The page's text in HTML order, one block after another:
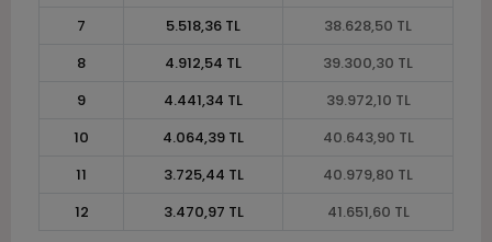
7
5.518,36 TL
38.628,50 TL
8
4.912,54 TL
39.300,30 TL
9
4.441,34 TL
39.972,10 TL
10
4.064,39 TL
40.643,90 TL
11
3.725,44 TL
40.979,80 TL
12
3.470,97 TL 41.651,60 TL